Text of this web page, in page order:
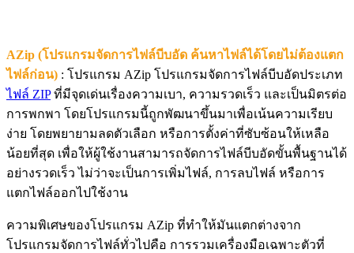
AZip (โปรแกรมจัดการไฟล์บีบอัด ค้นหาไฟล์ได้โดยไม่ต้องแตก
ไฟล์ก่อน) : โปรแกรม AZip โปรแกรมจัดการไฟล์บีบอัดประเภท
ไฟล์ ZIPที่มีจุดเด่นเรื่องความเบา, ความรวดเร็ว และเป็นมิตรต่อ
การพกพา โดยโปรแกรมนี้ถูกพัฒนาขึ้นมาเพื่อเน้นความเรียบ
ง่าย โดยพยายามลดตัวเลือก หรือการตั้งค่าที่ซับซ้อนให้เหลือ
น้อยที่สุด เพื่อให้ผู้ใช้งานสามารถจัดการไฟล์บีบอัดขั้นพื้นฐานได้
อย่างรวดเร็ว ไม่ว่าจะเป็นการเพิ่มไฟล์, การลบไฟล์ หรือการ
แตกไฟล์ออกไปใช้งาน
ความพิเศษของโปรแกรม AZip ที่ทำให้มันแตกต่างจาก
โปรแกรมจัดการไฟล์ทั่วไปคือ การรวมเครื่องมือเฉพาะตัวที่